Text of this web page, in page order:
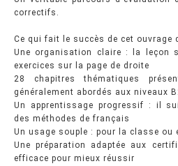
correctifs.
Ce qui fait le succès de cet ouvrage
Une organisation claire : la leçon
exercices sur la page de droite
28 chapitres thématiques
généralement abordés aux niveaux
Un apprentissage progressif : il
des méthodes de français
Un usage souple : pour la classe ou
Une préparation adaptée aux
efficace pour mieux réussir